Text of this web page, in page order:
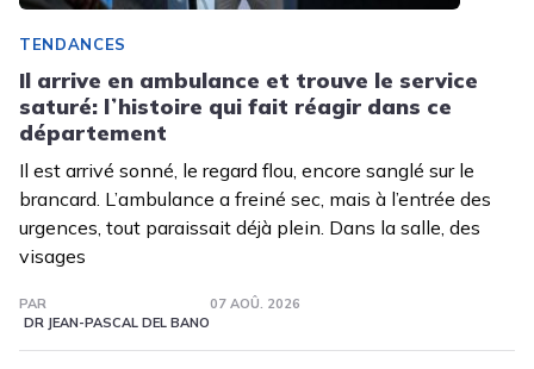
TENDANCES
Il arrive en ambulance et trouve le service
saturé: lʼhistoire qui fait réagir dans ce
département
Il est arrivé sonné, le regard flou, encore sanglé sur le
brancard. L’ambulance a freiné sec, mais à l’entrée des
urgences, tout paraissait déjà plein. Dans la salle, des
visages
PAR
DR JEAN-PASCAL DEL BANO
07 AOÛ. 2026